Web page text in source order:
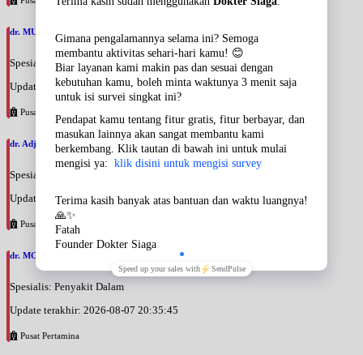
dr. MUHAMMAD ADE SATIA PUTRA, FINASIM
Spesialis: Penyakit Dalam
Update terakhir: 2026-08-09 09:26:43
Pusat Pertamina
dr. Adji Suprajitno, SpPD
Spesialis: Penyakit Dalam
Update terakhir: 2026-08-07 20:37:59
Pusat Pertamina
dr. MOCHAMAD PASHA, SpPD
Spesialis: Penyakit Dalam
Update terakhir: 2026-08-07 20:35:45
Pusat Pertamina